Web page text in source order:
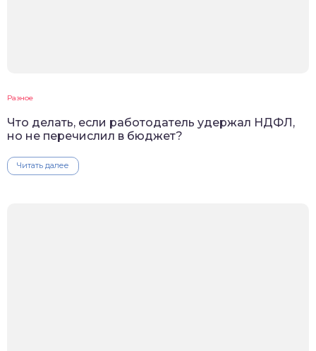
Разное
Что делать, если работодатель удержал НДФЛ,
но не перечислил в бюджет?
Читать далее